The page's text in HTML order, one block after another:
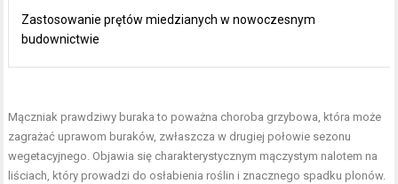
Zastosowanie prętów miedzianych w nowoczesnym
budownictwie
Mączniak prawdziwy buraka to poważna choroba grzybowa, która może
zagrażać uprawom buraków, zwłaszcza w drugiej połowie sezonu
wegetacyjnego. Objawia się charakterystycznym mączystym nalotem na
liściach, który prowadzi do osłabienia roślin i znacznego spadku plonów.